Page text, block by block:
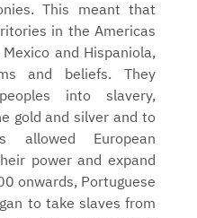
This meant that
in the Americas
and Hispaniola,
and beliefs. They
into slavery,
gold and silver and to
allowed European
power and expand
onwards, Portuguese
to take slaves from